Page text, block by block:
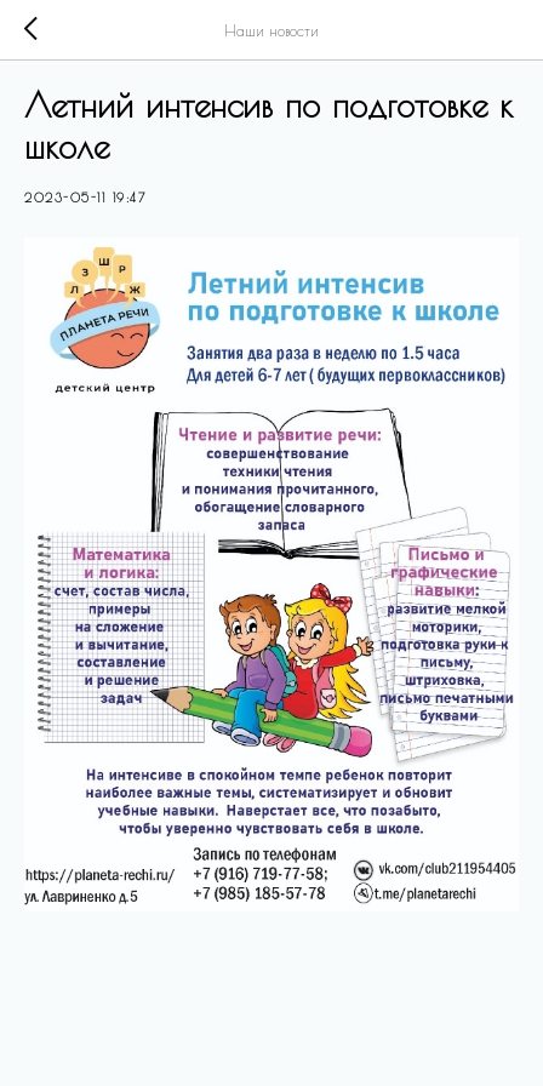
Наши новости
Летний интенсив по подготовке к
школе
2023-05-11 19:47